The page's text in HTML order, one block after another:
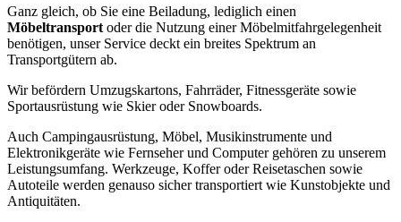
Ganz gleich, ob Sie eine Beiladung, lediglich einen
Möbeltransport oder die Nutzung einer Möbelmitfahrgelegenheit
benötigen, unser Service deckt ein breites Spektrum an
Transportgütern ab.
Wir befördern Umzugskartons, Fahrräder, Fitnessgeräte sowie
Sportausrüstung wie Skier oder Snowboards.
Auch Campingausrüstung, Möbel, Musikinstrumente und
Elektronikgeräte wie Fernseher und Computer gehören zu unserem
Leistungsumfang. Werkzeuge, Koffer oder Reisetaschen sowie
Autoteile werden genauso sicher transportiert wie Kunstobjekte und
Antiquitäten.